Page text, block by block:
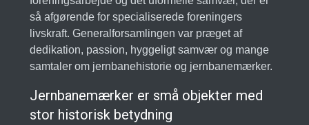
så afgørende for specialiserede foreningers
livskraft. Generalforsamlingen var præget af
dedikation, passion, hyggeligt samvær og mange
samtaler om jernbanehistorie og jernbanemærker.
Jernbanemærker er små objekter med
stor historisk betydning